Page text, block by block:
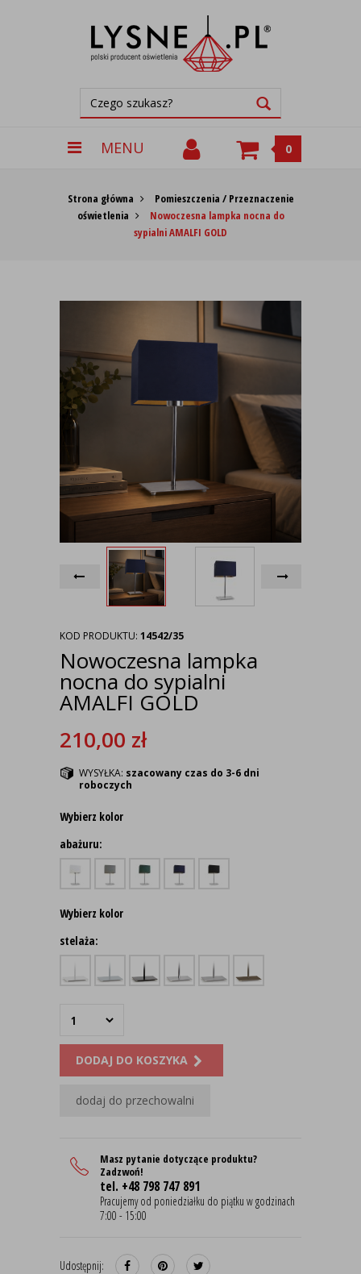
MENU 0
Strona główna
Pomieszczenia / Przeznaczenie
oświetlenia
Nowoczesna lampka nocna do
sypialni AMALFI GOLD
KOD PRODUKTU: 14542/35
Nowoczesna lampka
nocna do sypialni
AMALFI GOLD
210,00 zł
WYSYŁKA: szacowany czas do 3-6 dni
roboczych
Wybierz kolor
abażuru:
Wybierz kolor
stelaża:
DODAJ DO KOSZYKA
dodaj do przechowalni
Masz pytanie dotyczące produktu?
Zadzwoń!
tel. +48 798 747 891
Pracujemy od poniedziałku do piątku w godzinach
7:00 - 15:00
Udostępnij: